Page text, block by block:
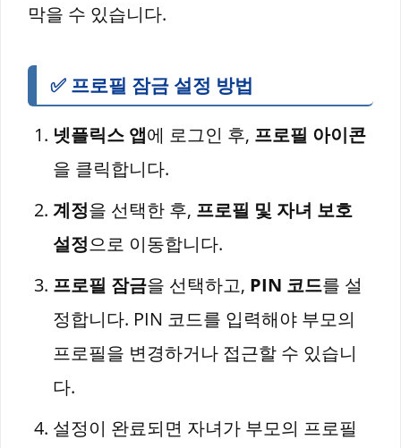
막을 수 있습니다.
✅ 프로필 잠금 설정 방법
넷플릭스 앱에 로그인 후, 프로필 아이콘
을 클릭합니다.
계정을 선택한 후, 프로필 및 자녀 보호
설정으로 이동합니다.
프로필 잠금을 선택하고, PIN 코드를 설
정합니다. PIN 코드를 입력해야 부모의
프로필을 변경하거나 접근할 수 있습니
다.
설정이 완료되면 자녀가 부모의 프로필